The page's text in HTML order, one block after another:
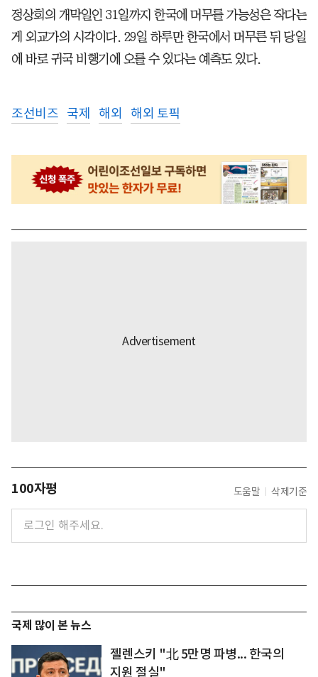
정상회의 개막일인 31일까지 한국에 머무를 가능성은 작다는
게 외교가의 시각이다. 29일 하루만 한국에서 머무른 뒤 당일
에 바로 귀국 비행기에 오를 수 있다는 예측도 있다.
조선비즈 국제 해외 해외 토픽
100자평 도움말 삭제기준
국제 많이 본 뉴스
젤렌스키 "北 5만명 파병... 한국의
지원 절실"